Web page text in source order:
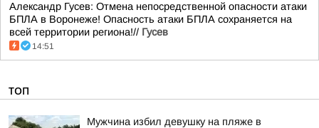
Александр Гусев: Отмена непосредственной опасности атаки
БПЛА в Воронеже! Опасность атаки БПЛА сохраняется на
всей территории региона!// Гусев
14:51
ТОП
Мужчина избил девушку на пляже в